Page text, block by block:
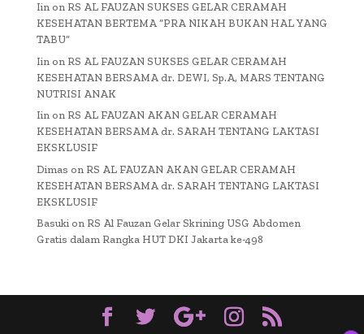
Iinon RS AL FAUZAN SUKSES GELAR CERAMAH
KESEHATAN BERTEMA “PRA NIKAH BUKAN HAL YANG
TABU”
Iin on RS AL FAUZAN SUKSES GELAR CERAMAH
KESEHATAN BERSAMA dr. DEWI, Sp.A, MARS TENTANG
NUTRISI ANAK
Iinon RS AL FAUZAN AKAN GELAR CERAMAH
KESEHATAN BERSAMA dr. SARAH TENTANG LAKTASI
EKSKLUSIF
Dimas on RS AL FAUZAN AKAN GELAR CERAMAH
KESEHATAN BERSAMA dr. SARAH TENTANG LAKTASI
EKSKLUSIF
Basukion RS Al Fauzan Gelar Skrining USG Abdomen
Gratis dalam Rangka HUT DKI Jakarta ke-498